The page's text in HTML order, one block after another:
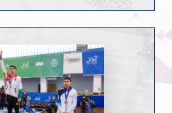
is dobogóra állhatott.
1. hely
2. hely
3. hely
hely